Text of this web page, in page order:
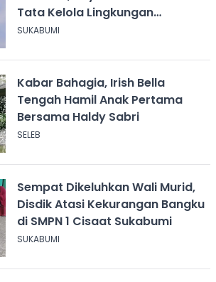
Tata Kelola Lingkungan
Sukabumi
SUKABUMI
Kabar Bahagia, Irish Bella
Tengah Hamil Anak Pertama
Bersama Haldy Sabri
SELEB
Sempat Dikeluhkan Wali Murid,
Disdik Atasi Kekurangan Bangku
di SMPN 1 Cisaat Sukabumi
SUKABUMI